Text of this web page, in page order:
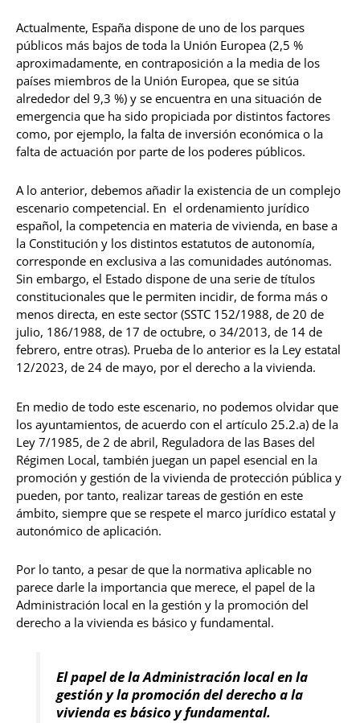
Actualmente, España dispone de uno de los parques
públicos más bajos de toda la Unión Europea (2,5 %
aproximadamente, en contraposición a la media de los
países miembros de la Unión Europea, que se sitúa
alrededor del 9,3 %) y se encuentra en una situación de
emergencia que ha sido propiciada por distintos factores
como, por ejemplo, la falta de inversión económica o la
falta de actuación por parte de los poderes públicos.
A lo anterior, debemos añadir la existencia de un complejo
escenario competencial. En el ordenamiento jurídico
español, la competencia en materia de vivienda, en base a
la Constitución y los distintos estatutos de autonomía,
corresponde en exclusiva a las comunidades autónomas.
Sin embargo, el Estado dispone de una serie de títulos
constitucionales que le permiten incidir, de forma más o
menos directa, en este sector (SSTC 152/1988, de 20 de
julio, 186/1988, de 17 de octubre, o 34/2013, de 14 de
febrero, entre otras). Prueba de lo anterior es la Ley estatal
12/2023, de 24 de mayo, por el derecho a la vivienda.
En medio de todo este escenario, no podemos olvidar que
los ayuntamientos, de acuerdo con el artículo 25.2.a) de la
Ley 7/1985, de 2 de abril, Reguladora de las Bases del
Régimen Local, también juegan un papel esencial en la
promoción y gestión de la vivienda de protección pública y
pueden, por tanto, realizar tareas de gestión en este
ámbito, siempre que se respete el marco jurídico estatal y
autonómico de aplicación.
Por lo tanto, a pesar de que la normativa aplicable no
parece darle la importancia que merece, el papel de la
Administración local en la gestión y la promoción del
derecho a la vivienda es básico y fundamental.
El papel de la Administración local en la
gestión y la promoción del derecho a la
vivienda es básico y fundamental.